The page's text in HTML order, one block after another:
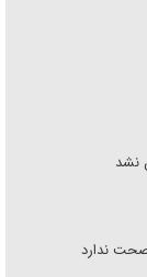
صحت ندارد